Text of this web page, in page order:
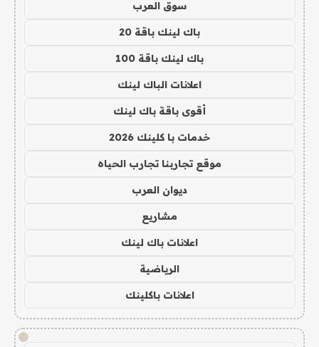
سوق العرب
باك لينك باقة 20
باك لينك باقة 100
اعلانات الباك لينك
أقوى باقة باك لينك
خدمات با كلينك 2026
موقع تجاربنا تجارب الحياه
ديوان العرب
مشاريع
اعلانات باك لينك
الرياضية
اعلانات باكلينك
!